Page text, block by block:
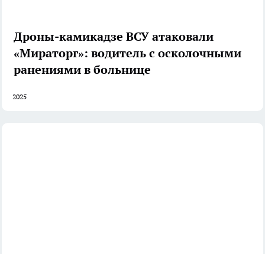
Дроны-камикадзе ВСУ атаковали
«Мираторг»: водитель с осколочными
ранениями в больнице
2025